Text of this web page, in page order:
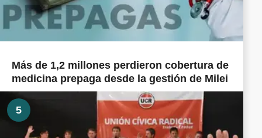
Más de 1,2 millones perdieron cobertura de
medicina prepaga desde la gestión de Milei
5